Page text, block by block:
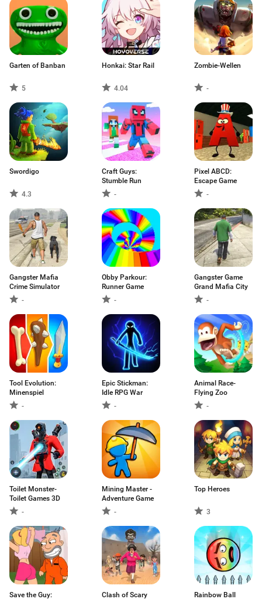
Garten of Banban
5
Honkai: Star Rail
4.04
Zombie-Wellen
-
Swordigo
4.3
Craft Guys:
Stumble Run
-
Pixel ABCD:
Escape Game
-
Gangster Mafia
Crime Simulator
-
Obby Parkour:
Runner Game
-
Gangster Game
Grand Mafia City
-
Tool Evolution:
Minenspiel
-
Epic Stickman:
Idle RPG War
-
Animal Race-
Flying Zoo
-
Toilet Monster-
Toilet Games 3D
-
Mining Master -
Adventure Game
-
Top Heroes
3
Save the Guy:
Clash of Scary
Rainbow Ball